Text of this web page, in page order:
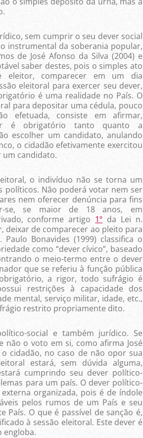
sem cumprir o seu dever social
instrumental da soberania popular,
de José Afonso da Silva (2004) e
saber destes, pois o simples ato
eleitor, comparecer em um dia
eleitoral para exercer seu dever,
é uma realidade no País. O
para depositar uma cédula, pouco
efetuada, consiste em afirmar,
é obrigatório tanto quanto a
escolher um candidato, anulando
o cidadão efetivamente exercitou
um candidato.
o indivíduo não se torna um
políticos. Não poderá votar nem ser
nem oferecer denúncia para fins
se, se maior de 18 anos, em
conforme artigo 1º da Lei n.
deixar de comparecer ao pleito para
Bonavides (1999) classifica o
como “dever cívico”, baseado
o meio-termo entre o dever
que se referiu à função pública
a rigor, todo sufrágio é
restrições à capacidade dos
mental, serviço militar, idade, etc.,
restrito propriamente dito.
social e também jurídico. Se
o voto em si, como afirma José
cidadão, no caso de não opor sua
estará, sem dúvida alguma,
cumprindo seu dever político-
para um país. O dever político-
organizada, pois é de índole
pelos rumos de um País e seu
País. O que é passível de sanção é,
à sessão eleitoral. Este dever é
engloba.